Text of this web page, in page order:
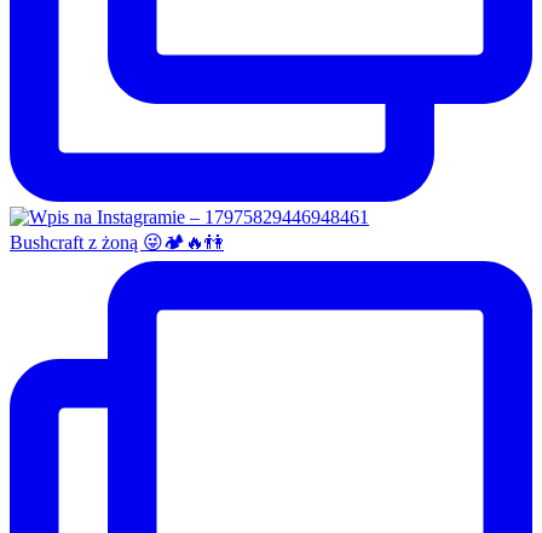
Bushcraft z żoną 😜🏕🔥👫